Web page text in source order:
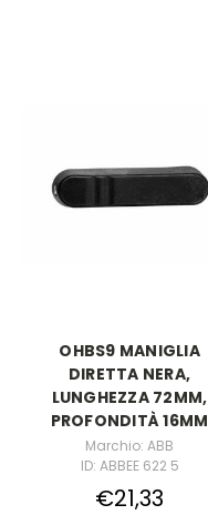
OHBS9 MANIGLIA
DIRETTA NERA,
LUNGHEZZA 72MM,
PROFONDITÀ 16MM
Marchio: ABB
ID: ABBEE 622 5
€21,33